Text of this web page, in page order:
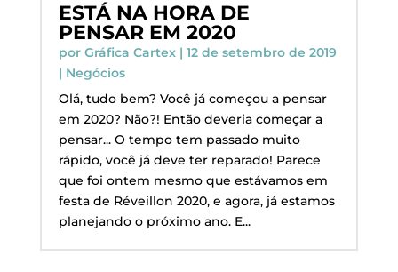
ESTÁ NA HORA DE
PENSAR EM 2020
por Gráfica Cartex| 12 de setembro de 2019
| Negócios
Olá, tudo bem? Você já começou a pensar
em 2020? Não?! Então deveria começar a
pensar... O tempo tem passado muito
rápido, você já deve ter reparado! Parece
que foi ontem mesmo que estávamos em
festa de Réveillon 2020, e agora, já estamos
planejando o próximo ano. E...